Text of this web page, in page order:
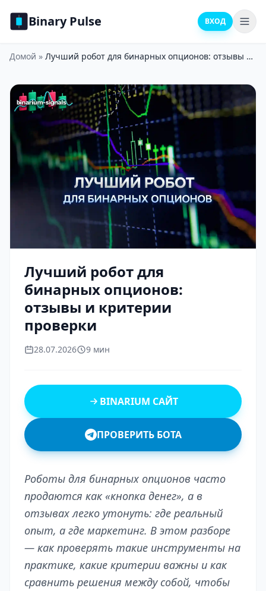
Binary Pulse ВХОД
Домой » Лучший робот для бинарных опционов: отзывы и критерии проверки
Лучший робот для
бинарных опционов:
отзывы и критерии
проверки
28.07.2026 9 мин
BINARIUM САЙТ
ПРОВЕРИТЬ БОТА
Роботы для бинарных опционов часто
продаются как «кнопка денег», а в
отзывах легко утонуть: где реальный
опыт, а где маркетинг. В этом разборе
— как проверять такие инструменты на
практике, какие критерии важны и как
сравнить решения между собой, чтобы